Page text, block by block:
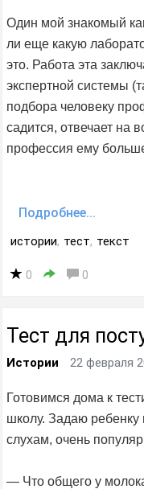
Один мой знакомый
ли еще какую
это. Работа эта
экспертной системы
подбора человеку
садится, отвечает на
профессия ему
Подробнее...
истории, тест, текст
0 0
Тест для
Истории 22 февраля
Готовимся дома к
школу. Задаю ребенку
слухам, очень
— Что общего у